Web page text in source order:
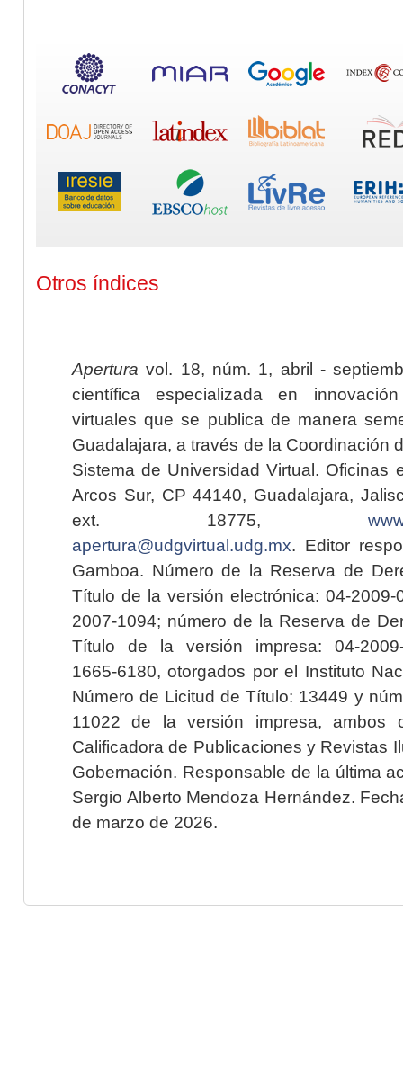
Otros índices
Apertura vol. 18, núm. 1, abril -
científica especializada en
virtuales que se publica de manera
Guadalajara, a través de la Coordinación
Sistema de Universidad Virtual. Oficinas
Arcos Sur, CP 44140, Guadalajara,
ext. 18775,
apertura@udgvirtual.udg.mx. Editor
Gamboa. Número de la Reserva de
Título de la versión electrónica: 04-2009-
2007-1094; número de la Reserva de
Título de la versión impresa: 04-2009-
1665-6180, otorgados por el Instituto
Número de Licitud de Título: 13449 y
11022 de la versión impresa, ambos
Calificadora de Publicaciones y Revistas
Gobernación. Responsable de la última
Sergio Alberto Mendoza Hernández.
de marzo de 2026.